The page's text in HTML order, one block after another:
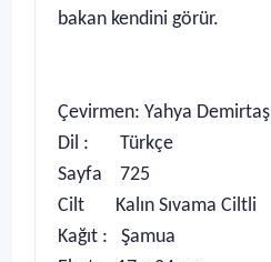
bakan kendini görür.
Çevirmen: Yahya Demirtaş
Dil : Türkçe
Sayfa 725
Cilt Kalın Sıvama Ciltli
Kağıt : Şamua